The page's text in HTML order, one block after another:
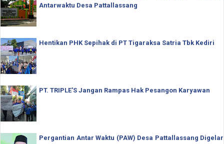
Antarwaktu Desa Pattallassang
Hentikan PHK Sepihak di PT Tigaraksa Satria Tbk Kediri
PT. TRIPLE'S Jangan Rampas Hak Pesangon Karyawan
Pergantian Antar Waktu (PAW) Desa Pattallassang Digelar